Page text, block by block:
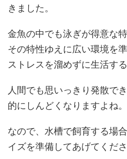
きました。
金魚の中でも泳ぎが得意な
その特性ゆえに広い環境を
ストレスを溜めずに生活す
人間でも思いっきり発散で
的にしんどくなりますよね。
なので、水槽で飼育する場
イズを準備してあげてくださ